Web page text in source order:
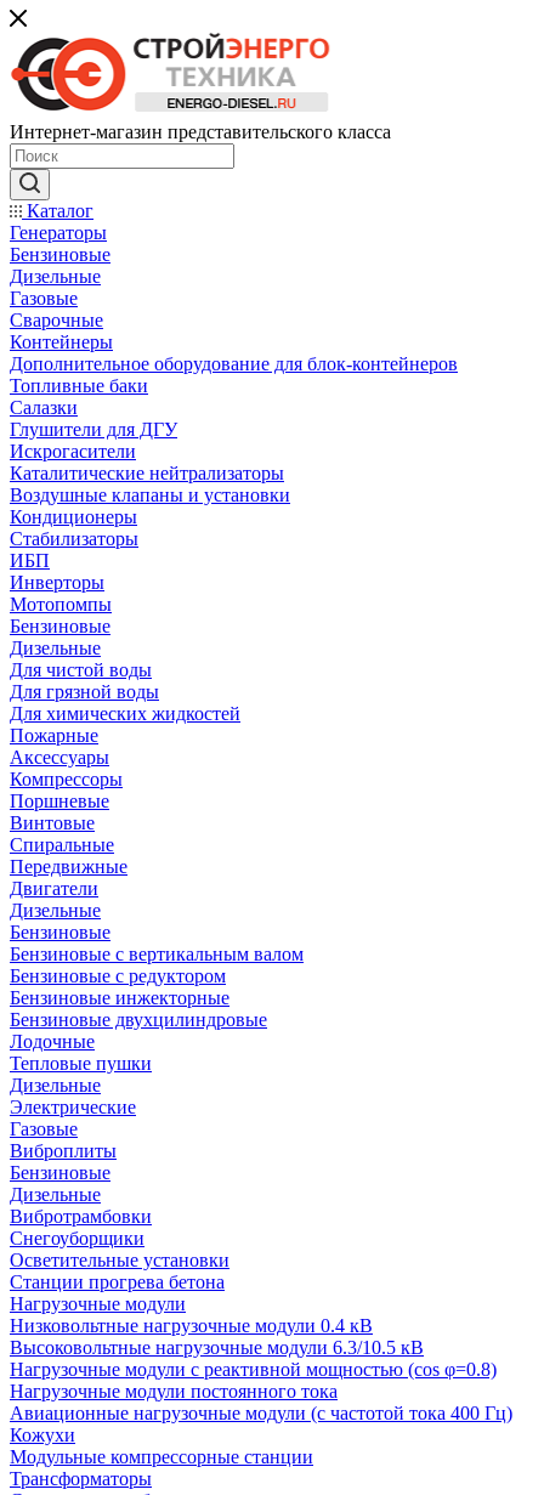
Интернет-магазин представительского класса
Каталог
Генераторы
Бензиновые
Дизельные
Газовые
Сварочные
Контейнеры
Дополнительное оборудование для блок-контейнеров
Топливные баки
Салазки
Глушители для ДГУ
Искрогасители
Каталитические нейтрализаторы
Воздушные клапаны и установки
Кондиционеры
Стабилизаторы
ИБП
Инверторы
Мотопомпы
Бензиновые
Дизельные
Для чистой воды
Для грязной воды
Для химических жидкостей
Пожарные
Аксессуары
Компрессоры
Поршневые
Винтовые
Спиральные
Передвижные
Двигатели
Дизельные
Бензиновые
Бензиновые с вертикальным валом
Бензиновые с редуктором
Бензиновые инжекторные
Бензиновые двухцилиндровые
Лодочные
Тепловые пушки
Дизельные
Электрические
Газовые
Виброплиты
Бензиновые
Дизельные
Вибротрамбовки
Снегоуборщики
Осветительные установки
Станции прогрева бетона
Нагрузочные модули
Низковольтные нагрузочные модули 0.4 кВ
Высоковольтные нагрузочные модули 6.3/10.5 кВ
Нагрузочные модули с реактивной мощностью (cos φ=0.8)
Нагрузочные модули постоянного тока
Авиационные нагрузочные модули (с частотой тока 400 Гц)
Кожухи
Модульные компрессорные станции
Трансформаторы